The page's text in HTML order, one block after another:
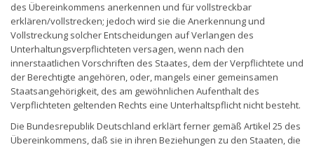
des Übereinkommens anerkennen und für vollstreckbar
erklären/vollstrecken; jedoch wird sie die Anerkennung und
Vollstreckung solcher Entscheidungen auf Verlangen des
Unterhaltungsverpflichteten versagen, wenn nach den
innerstaatlichen Vorschriften des Staates, dem der Verpflichtete und
der Berechtigte angehören, oder, mangels einer gemeinsamen
Staatsangehörigkeit, des am gewöhnlichen Aufenthalt des
Verpflichteten geltenden Rechts eine Unterhaltspflicht nicht besteht.
Die Bundesrepublik Deutschland erklärt ferner gemäß Artikel 25 des
Übereinkommens, daß sie in ihren Beziehungen zu den Staaten, die